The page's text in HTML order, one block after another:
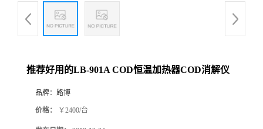
品
厅
推荐好用的LB-901A COD恒温加热器COD消解仪
品牌： 路博
价格： ￥2400/台